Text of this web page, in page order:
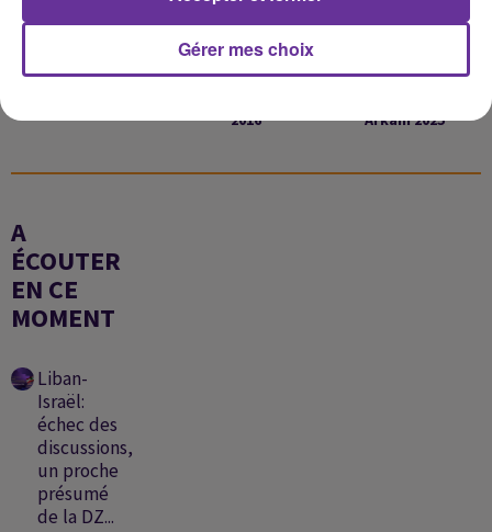
2016
Arkam 2025
A
ÉCOUTER
EN CE
MOMENT
Liban-
Israël:
échec des
discussions,
un proche
présumé
de la DZ...
Gérer mes choix